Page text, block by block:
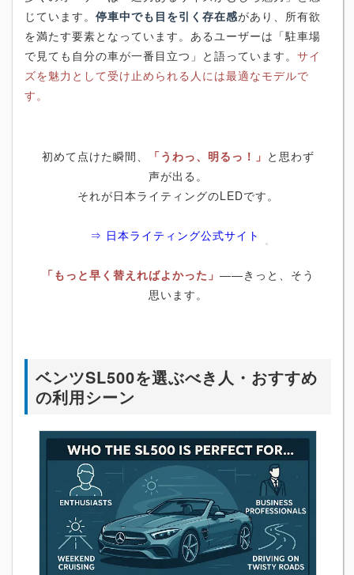
じています。 停車中でも目を引く存在感があり、所有欲
を満たす要素となっています。あるユーザーは「駐車場
で見ても自分の車が一番目立つ」と語っています。 サイ
ズを魅力として受け止められる人には最適なモデルで
す。
初めて点けた瞬間、 「うわっ、明るっ！」 と思わず
声が出る。
それが日本ライティングのLEDです。
⇒ 日本ライティング公式サイト
「もっと早く替えればよかった」 ――きっと、そう
思います。
ベンツSL500を選ぶべき人・おすすめ
の利用シーン